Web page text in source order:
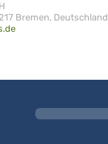
Bremen, Deutschland